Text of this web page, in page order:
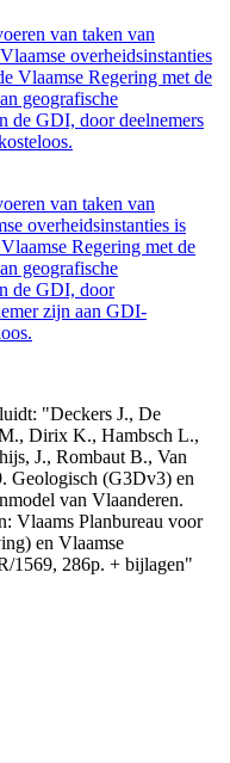
van taken van
overheidsinstanties
Vlaamse Regering met de
geografische
de GDI, door deelnemers
van taken van
overheidsinstanties is
Regering met de
geografische
de GDI, door
zijn aan GDI-
"Deckers J., De
Dirix K., Hambsch L.,
J., Rombaut B., Van
Geologisch (G3Dv3) en
van Vlaanderen.
Vlaams Planbureau voor
en Vlaamse
1569, 286p. + bijlagen"